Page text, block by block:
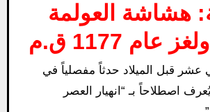
هشاشة العولمة
عام 1177 ق.م
اصطلاحاً بـ “انهيار العصر